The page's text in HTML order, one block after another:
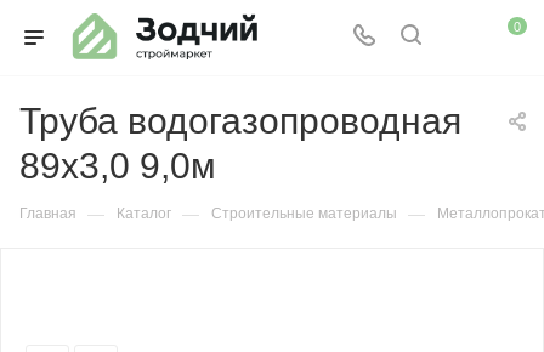
0
Труба водогазопроводная
89х3,0 9,0м
Главная — Каталог — Строительные материалы —